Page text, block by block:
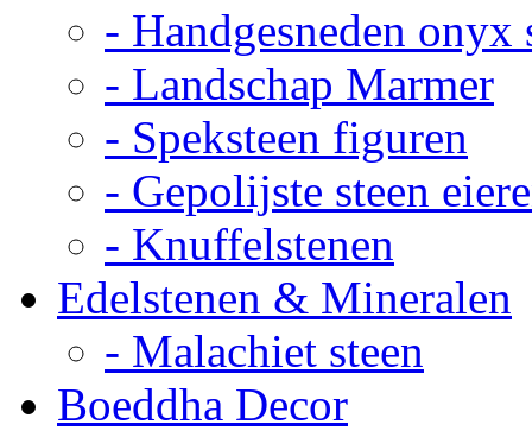
- Handgesneden onyx
- Landschap Marmer
- Speksteen figuren
- Gepolijste steen
- Knuffelstenen
Edelstenen & Mineralen
- Malachiet steen
Boeddha Decor